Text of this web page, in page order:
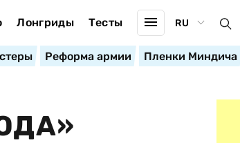
Лонгриды Тесты RU
Реформа армии Пленки Миндича